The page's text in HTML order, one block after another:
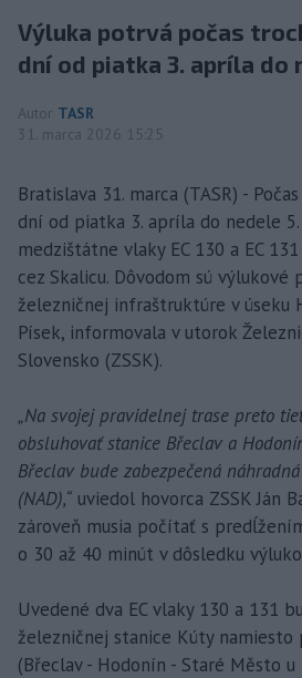
Výluka potrvá počas
dní od piatka 3. apríla do
Autor TASR
31. marca 2026 15:25
Bratislava 31. marca (TASR) -
dní od piatka 3. apríla do nedele
medzištátne vlaky EC 130 a EC
cez Skalicu. Dôvodom sú výlukové
železničnej infraštruktúre v úseku
Písek, informovala v utorok
Slovensko (ZSSK).
„Na svojej pravidelnej trase preto
obsluhovať stanice Břeclav a
Břeclav bude zabezpečená
(NAD),“ uviedol hovorca ZSSK Ján
zároveň musia počítať s
o 30 až 40 minút v dôsledku
Uvedené dva EC vlaky 130 a 131
železničnej stanice Kúty namiesto
(Břeclav - Hodonín - Staré Město